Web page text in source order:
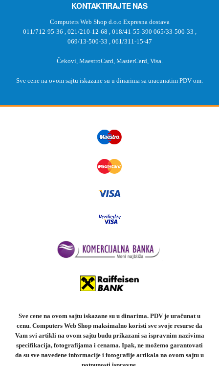
KONTAKTIRAJTE NAS
Computers Web Shop d.o.o Expresna dostava
011/712-95-36 , 021/210-12-68 , 018/41-55-390 065/33-500-33 ,
069/13-500-33 , 061/311-15-47
Čekovi, MaestroCard, MasterCard, Visa.
Sve cene na ovom sajtu iskazane su u dinarima sa uracunatim PDV-om.
Sve cene na ovom sajtu iskazane su u dinarima. PDV je uračunat u
cenu. Computers Web Shop maksimalno koristi sve svoje resurse da
Vam svi artikli na ovom sajtu budu prikazani sa ispravnim nazivima
specifikacija, fotografijama i cenama. Ipak, ne možemo garantovati
da su sve navedene informacije i fotografije artikala na ovom sajtu u